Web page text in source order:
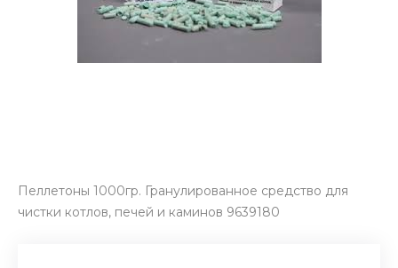
Пеллетоны 1000гр. Гранулированное средство для
чистки котлов, печей и каминов 9639180